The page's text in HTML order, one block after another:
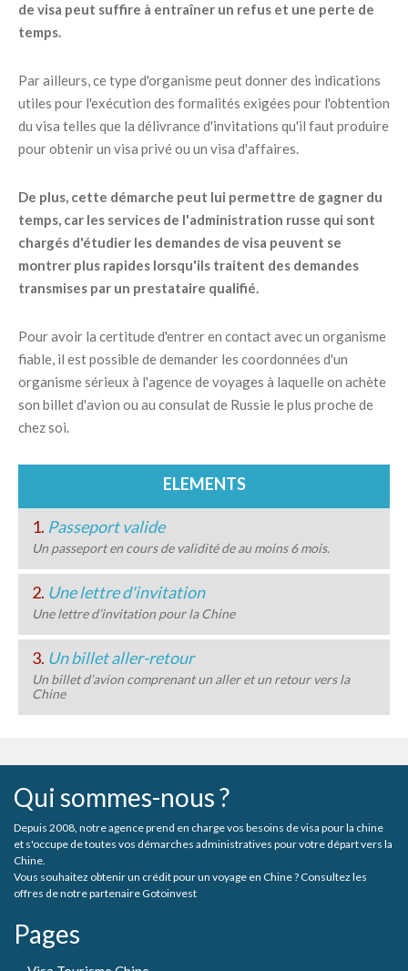
de visa peut suffire à entraîner un refus et une perte de
temps.
Par ailleurs, ce type d'organisme peut donner des indications
utiles pour l'exécution des formalités exigées pour l'obtention
du visa telles que la délivrance d'invitations qu'il faut produire
pour obtenir un visa privé ou un visa d'affaires.
De plus, cette démarche peut lui permettre de gagner du
temps, car les services de l'administration russe qui sont
chargés d'étudier les demandes de visa peuvent se
montrer plus rapides lorsqu'ils traitent des demandes
transmises par un prestataire qualifié.
Pour avoir la certitude d'entrer en contact avec un organisme
fiable, il est possible de demander les coordonnées d'un
organisme sérieux à l'agence de voyages à laquelle on achète
son billet d'avion ou au consulat de Russie le plus proche de
chez soi.
ELEMENTS
1. Passeport valide
Un passeport en cours de validité de au moins 6 mois.
2. Une lettre d'invitation
Une lettre d’invitation pour la Chine
3. Un billet aller-retour
Un billet d’avion comprenant un aller et un retour vers la
Chine
Qui sommes-nous ?
Depuis 2008, notre agence prend en charge vos besoins de visa pour la chine
et s'occupe de toutes vos démarches administratives pour votre départ vers la
Chine.
Vous souhaitez obtenir un crédit pour un voyage en Chine ? Consultez les
offres de notre partenaire Gotoinvest
Pages